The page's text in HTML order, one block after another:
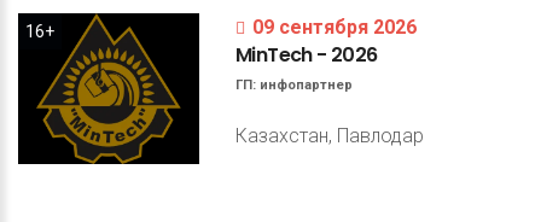
16+ 09 сентября 2026
MinTech- 2026
ГП: инфопартнер
Казахстан, Павлодар